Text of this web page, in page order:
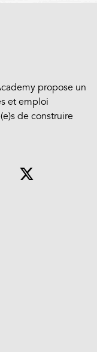
propose un
et emploi
de construire